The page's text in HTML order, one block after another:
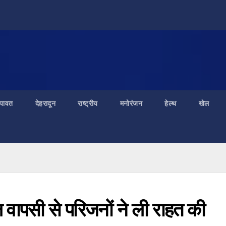
देहरादून राष्ट्रीय मनोरंजन हेल्थ खेल
से परिजनों ने ली राहत की